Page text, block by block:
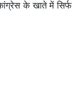
के खाते में सिर्फ